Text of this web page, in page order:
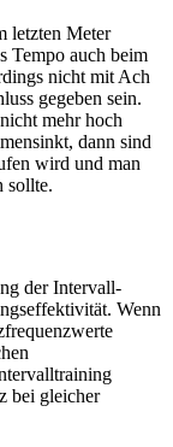
letzten Meter
Tempo auch beim
nicht mit Ach
gegeben sein.
mehr hoch
dann sind
wird und man
sollte.
der Intervall-
Wenn
bei gleicher